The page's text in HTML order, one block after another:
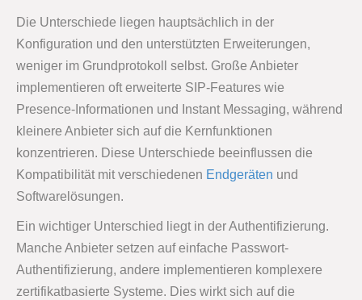
Die Unterschiede liegen hauptsächlich in der
Konfiguration und den unterstützten Erweiterungen,
weniger im Grundprotokoll selbst. Große Anbieter
implementieren oft erweiterte SIP-Features wie
Presence-Informationen und Instant Messaging, während
kleinere Anbieter sich auf die Kernfunktionen
konzentrieren. Diese Unterschiede beeinflussen die
Kompatibilität mit verschiedenen Endgeräten und
Softwarelösungen.
Ein wichtiger Unterschied liegt in der Authentifizierung.
Manche Anbieter setzen auf einfache Passwort-
Authentifizierung, andere implementieren komplexere
zertifikatbasierte Systeme. Dies wirkt sich auf die